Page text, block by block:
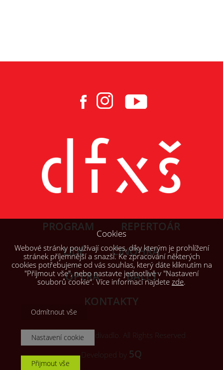
PROGRAM
REPERTOÁR
LIDÉ
ČINOHRA
OPERA
BALET
KONTAKTY
© 2026, Šaldovo divadlo. All Rights Reserved
Developed by 5Q
Cookies
Webové stránky používají cookies, díky kterým je prohlížení
stránek příjemnější a snazší. Ke zpracování některých
cookies potřebujeme od vás souhlas, který dáte kliknutím na
"Přijmout vše", nebo nastavte jednotlivě v "Nastavení
souborů cookie“. Více informací najdete zde.
Odmítnout vše
Nastavení cookie
Přijmout vše